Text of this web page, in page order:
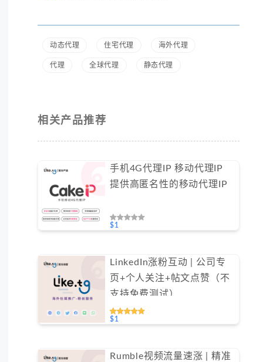
动态代理 住宅代理 海外代理
代理 全球代理 静态代理
相关产品推荐
手机4G代理IP 移动代理IP
提供高匿名性的移动代理IP
$1
LinkedIn涨粉互动 | 公司专
页+个人关注+帖文点赞（不
支持免费测试）
$1
Rumble视频流量速涨 | 精准